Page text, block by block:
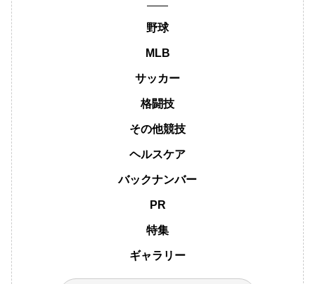
野球
MLB
サッカー
格闘技
その他競技
ヘルスケア
バックナンバー
PR
特集
ギャラリー